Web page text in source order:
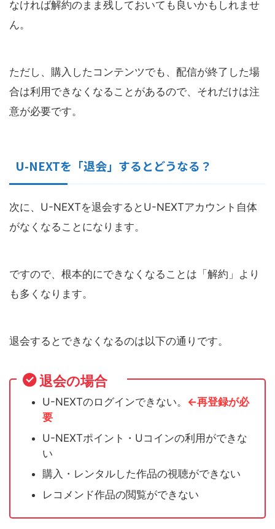
なければ解約のまま残しておいても良いかもしれませ
ん。
ただし、購入したコンテンツでも、配信が終了した場
合は利用できなくなることがあるので、それだけは注
意が必要です。
U-NEXTを「退会」するとどうなる？
次に、U-NEXTを退会するとU-NEXTアカウント自体
がなくなることになります。
ですので、根本的にできなくなることは「解約」より
も多くなります。
退会するとできなくなるのは以下の通りです。
退会の場合
U-NEXTのログインできない。 ←再登録が必
要
U-NEXTポイント・Uコインの利用ができな
い
購入・レンタルした作品の視聴ができない
レコメンド作品の閲覧ができない